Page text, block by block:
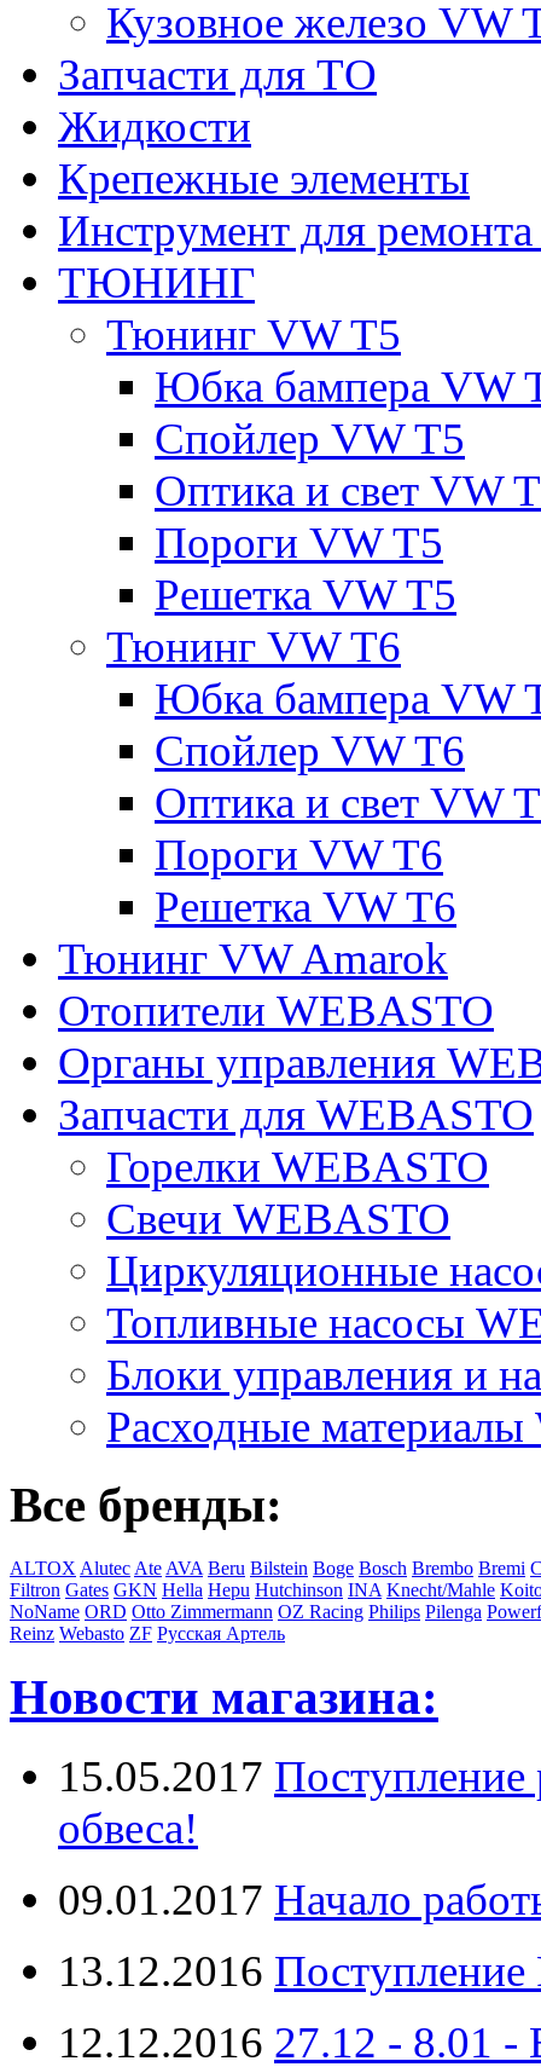
Кузовное железо VW
Запчасти для ТО
Жидкости
Крепежные элементы
Инструмент для
ТЮНИНГ
Тюнинг VW T5
Юбка бампера VW
Спойлер VW T5
Оптика и свет VW
Пороги VW T5
Решетка VW T5
Тюнинг VW T6
Юбка бампера VW
Спойлер VW T6
Оптика и свет VW
Пороги VW T6
Решетка VW T6
Тюнинг VW Amarok
Отопители WEBASTO
Органы управления
Запчасти для WEBASTO
Горелки WEBASTO
Свечи WEBASTO
Циркуляционные
Топливные насосы
Блоки управления и
Расходные
Все бренды:
ALTOX Alutec Ate AVA Beru Bilstein Boge Bosch Brembo Bremi
Filtron Gates GKN Hella Hepu Hutchinson INA Knecht/Mahle
NoName ORD Otto Zimmermann OZ Racing Philips Pilenga
Reinz Webasto ZF Русская Артель
Новости магазина:
15.05.2017 Поступление
обвеса!
09.01.2017 Начало
13.12.2016 Поступление
12.12.2016 27.12 -